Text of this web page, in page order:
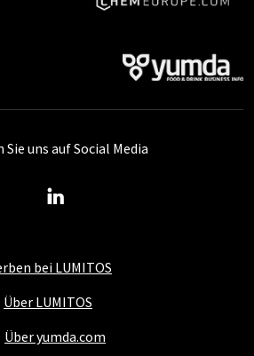
bei LUMITOS
Über LUMITOS
Über yumda.com
Sie uns auf Social Media